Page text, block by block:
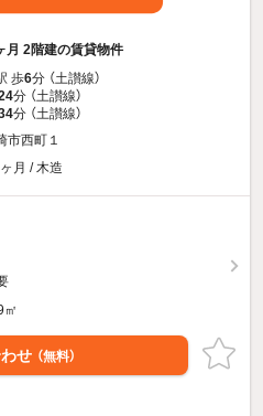
月 2階建の賃貸物件
歩6分 （土讃線）
分 （土讃線）
分 （土讃線）
市西町１
月 / 木造
㎡
せ （無料）